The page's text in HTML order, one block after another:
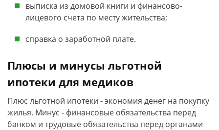
выписка из домовой книги и финансово-
лицевого счета по месту жительства;
справка о заработной плате.
Плюсы и минусы льготной
ипотеки для медиков
Плюс льготной ипотеки - экономия денег на покупку
жилья. Минус - финансовые обязательства перед
банком и трудовые обязательства перед органами